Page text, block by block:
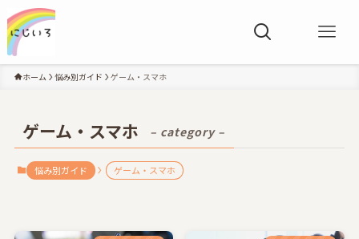
ホーム 悩み別ガイド ゲーム・スマホ
ゲーム・スマホ – category –
悩み別ガイド ゲーム・スマホ